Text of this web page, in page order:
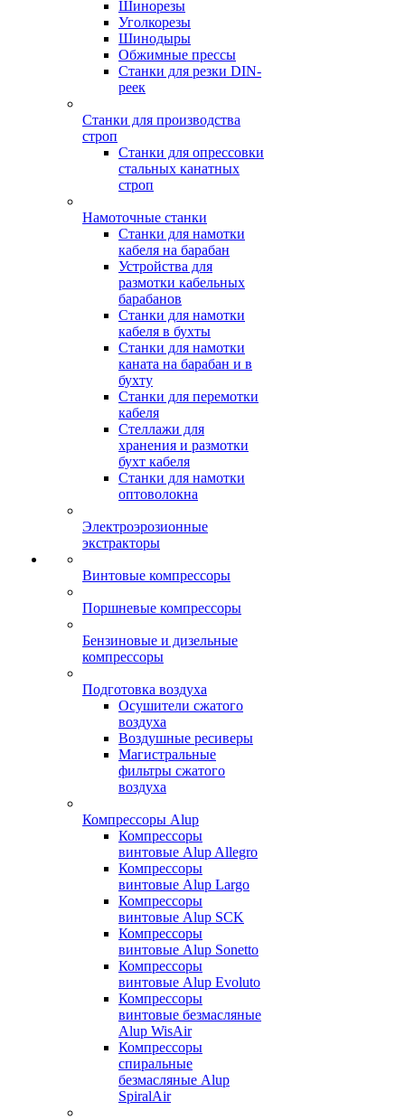
Шинорезы
Уголкорезы
Шинодыры
Обжимные прессы
Станки для резки DIN-
реек
Станки для производства
строп
Станки для опрессовки
стальных канатных
строп
Намоточные станки
Станки для намотки
кабеля на барабан
Устройства для
размотки кабельных
барабанов
Станки для намотки
кабеля в бухты
Станки для намотки
каната на барабан и в
бухту
Станки для перемотки
кабеля
Стеллажи для
хранения и размотки
бухт кабеля
Станки для намотки
оптоволокна
Электроэрозионные
экстракторы
Винтовые компрессоры
Поршневые компрессоры
Бензиновые и дизельные
компрессоры
Подготовка воздуха
Осушители сжатого
воздуха
Воздушные ресиверы
Магистральные
фильтры сжатого
воздуха
Компрессоры Alup
Компрессоры
винтовые Alup Allegro
Компрессоры
винтовые Alup Largo
Компрессоры
винтовые Alup SCK
Компрессоры
винтовые Alup Sonetto
Компрессоры
винтовые Alup Evoluto
Компрессоры
винтовые безмасляные
Alup WisAir
Компрессоры
спиральные
безмасляные Alup
SpiralAir